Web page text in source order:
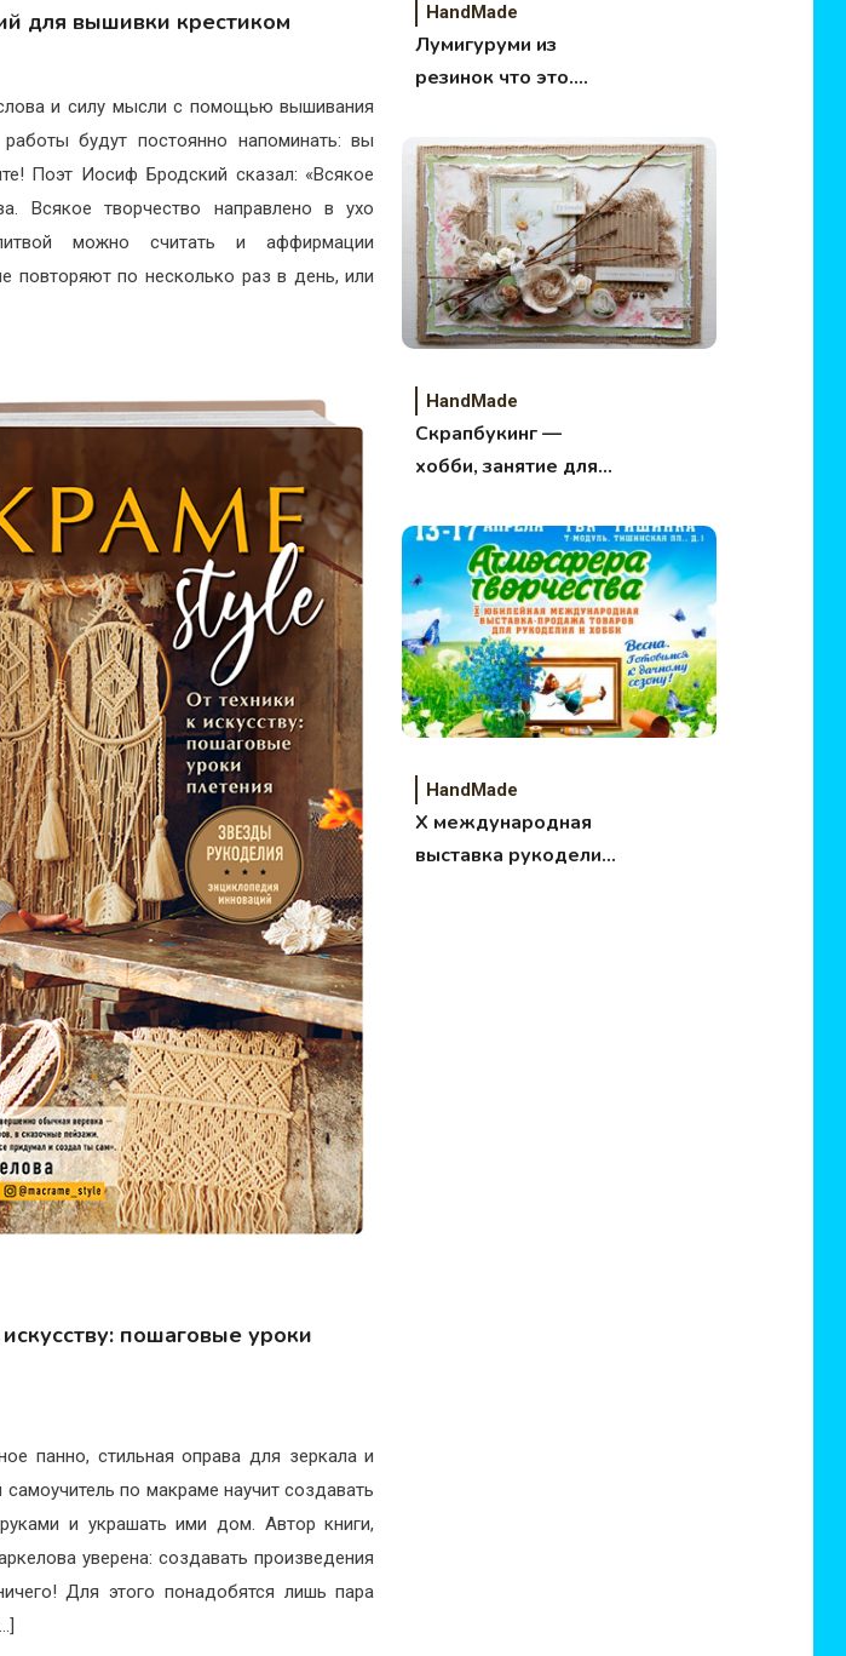
для вышивки крестиком
и силу мысли с помощью вышивания
будут постоянно напоминать: вы
Поэт Иосиф Бродский сказал: «Всякое
Всякое творчество направлено в ухо
можно считать и аффирмации
повторяют по несколько раз в день, или
пошаговые уроки
панно, стильная оправа для зеркала и
по макраме научит создавать
и украшать ими дом. Автор книги,
уверена: создавать произведения
Для этого понадобятся лишь пара
HandMade
Лумигуруми из
резинок что это.
HandMade
Скрапбукинг —
хобби, занятие для
HandMade
X международная
выставка рукоделия